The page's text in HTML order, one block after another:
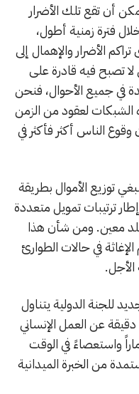
أن تقع تلك الأضرار
فترة زمنية أطول،
الأضرار والإهمال إلى
تصبح فيه قادرة على
في جميع الأحوال، فنحن
لعقود من الزمن
الناس أكثر فأكثر في
توزيع الأموال بطريقة
ترتيبات تمويل متعددة
معين. ومن شأن هذا
في حالات الطوارئ
الأجل.
للجنة الدولية يتناول
عن العمل الإنساني
واستعصاءً في الوقت
من الخبرة الميدانية